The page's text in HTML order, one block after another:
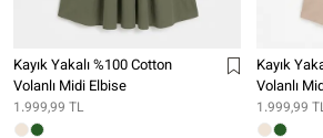
Kayık Yakalı %100 Cotton
Volanlı Midi Elbise
1.999,99 TL
Kayık
Volanlı
1.999,99